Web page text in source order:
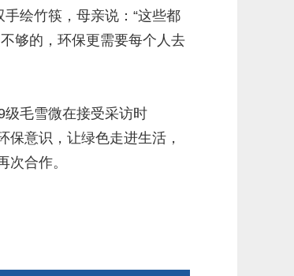
绘竹筷，母亲说：“这些都
够的，环保更需要每个人去
毛雪微在接受采访时
意识，让绿色走进生活，
合作。